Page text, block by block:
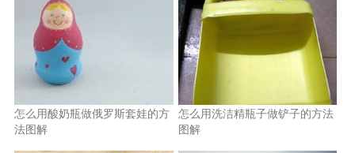
怎么用酸奶瓶做俄罗斯套娃的方
法图解
怎么用洗洁精瓶子做铲子的方法
图解